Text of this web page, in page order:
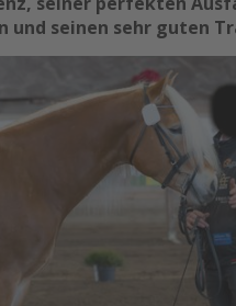
seinen sehr guten